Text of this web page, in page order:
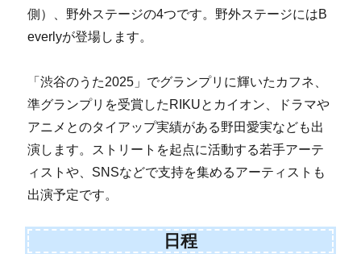
側）、野外ステージの4つです。野外ステージにはB
everlyが登場します。
「渋谷のうた2025」でグランプリに輝いたカフネ、
準グランプリを受賞したRIKUとカイオン、ドラマや
アニメとのタイアップ実績がある野田愛実なども出
演します。ストリートを起点に活動する若手アーテ
ィストや、SNSなどで支持を集めるアーティストも
出演予定です。
日程